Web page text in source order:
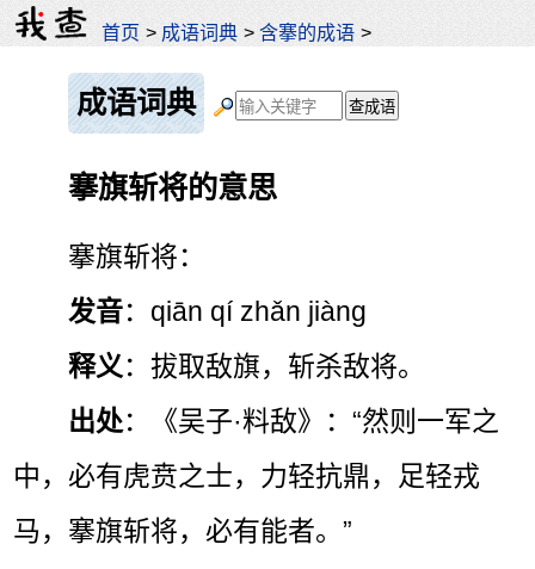
首页 > 成语词典 >含搴的成语 >
成语词典
搴旗斩将的意思
搴旗斩将：
发音：qiān qí zhǎn jiàng
释义 ：拔取敌旗，斩杀敌将。
出处：《吴子·料敌》：“然则一军之
中，必有虎贲之士，力轻抗鼎，足轻戎
马，搴旗斩将，必有能者。”